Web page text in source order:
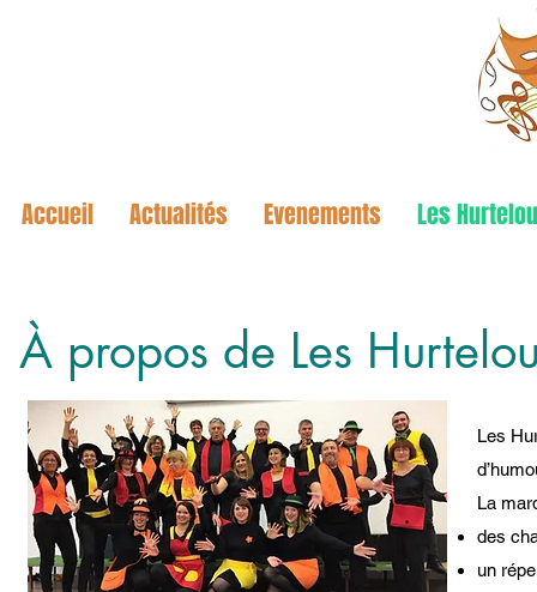
Accueil Actualités Evenements Les
À propos de Les
Les
La
des
un